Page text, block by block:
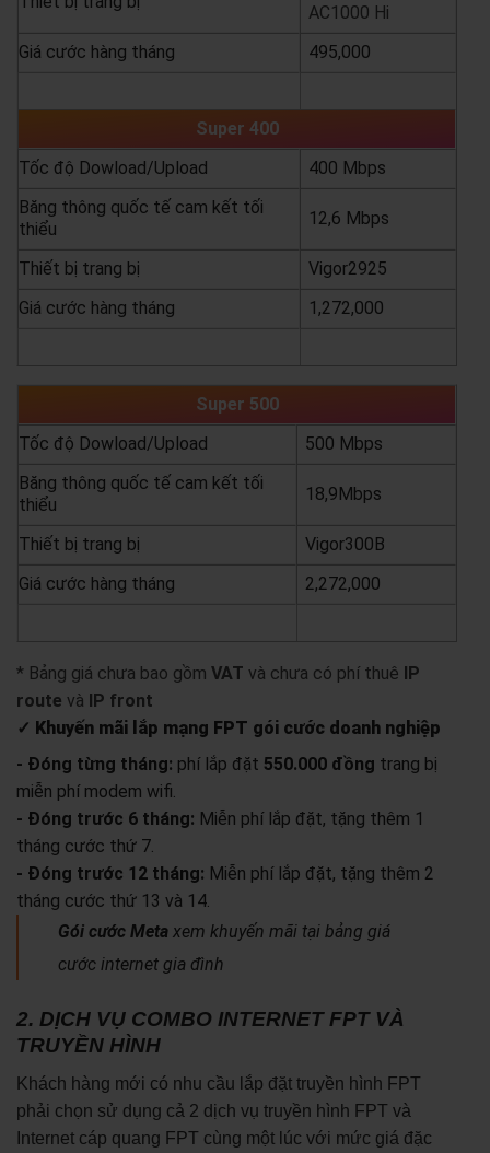
AC1000 Hi
Giá cước hàng tháng
495,000
Super 400
Tốc độ Dowload/Upload
400 Mbps
Băng thông quốc tế cam kết tối
thiểu
12,6 Mbps
Thiết bị trang bị
Vigor2925
Giá cước hàng tháng
1,272,000
Super 500
Tốc độ Dowload/Upload
500 Mbps
Băng thông quốc tế cam kết tối
thiểu
18,9Mbps
Thiết bị trang bị
Vigor300B
Giá cước hàng tháng
2,272,000
* Bảng giá chưa bao gồm VAT và chưa có phí thuê
IP
route và
IP front
✓ Khuyến mãi lắp mạng FPT gói cước doanh nghiệp
- Đóng từng tháng: phí lắp đặt 550.000 đồng trang bị
miễn phí modem wifi.
- Đóng trước 6 tháng: Miễn phí lắp đặt, tặng thêm 1
tháng cước thứ 7.
- Đóng trước 12 tháng: Miễn phí lắp đặt, tặng thêm 2
tháng cước thứ 13 và 14.
Gói cước Meta xem khuyến mãi tại bảng giá
cước internet gia đình
2. DỊCH VỤ COMBO INTERNET FPT VÀ
TRUYỀN HÌNH
Khách hàng mới có nhu cầu lắp đặt truyền hình FPT
phải chọn sử dụng cả 2 dịch vụ truyền hình FPT và
Internet cáp quang FPT cùng một lúc với mức giá đặc